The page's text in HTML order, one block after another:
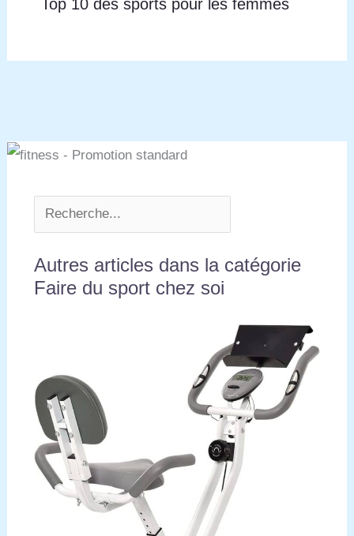
Top 10 des sports pour les femmes
Autres articles dans la catégorie
Faire du sport chez soi